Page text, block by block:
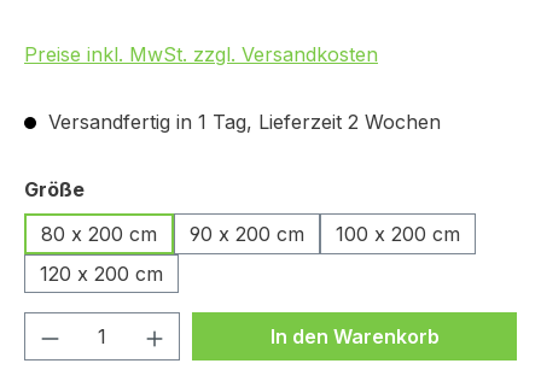
Preise inkl. MwSt. zzgl. Versandkosten
Versandfertig in 1 Tag, Lieferzeit 2 Wochen
Größeauswählen
80 x 200 cm
90 x 200 cm
100 x 200 cm
120 x 200 cm
Produkt Anzahl: Gib denIn den Warenkorb